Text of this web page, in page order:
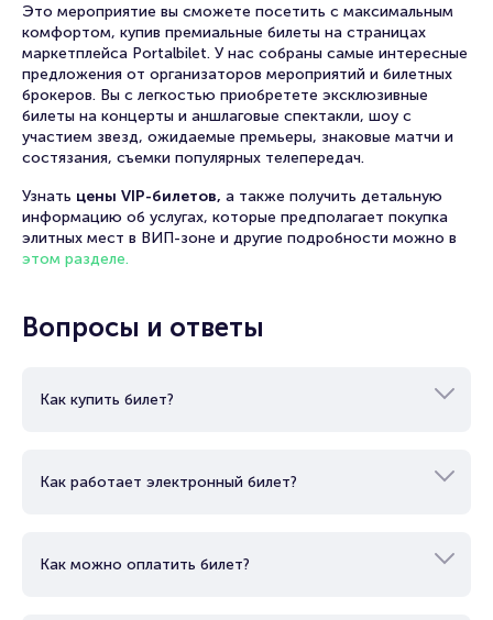
Это мероприятие вы сможете посетить с максимальным
комфортом, купив премиальные билеты на страницах
маркетплейса Portalbilet. У нас собраны самые интересные
предложения от организаторов мероприятий и билетных
брокеров. Вы с легкостью приобретете эксклюзивные
билеты на концерты и аншлаговые спектакли, шоу с
участием звезд, ожидаемые премьеры, знаковые матчи и
состязания, съемки популярных телепередач.
Узнать цены VIP-билетов, а также получить детальную
информацию об услугах, которые предполагает покупка
элитных мест в ВИП-зоне и другие подробности можно в
этом разделе.
Вопросы и ответы
Как купить билет?
Как работает электронный билет?
Как можно оплатить билет?